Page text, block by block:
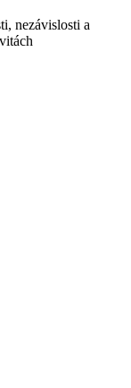
nezávislosti a